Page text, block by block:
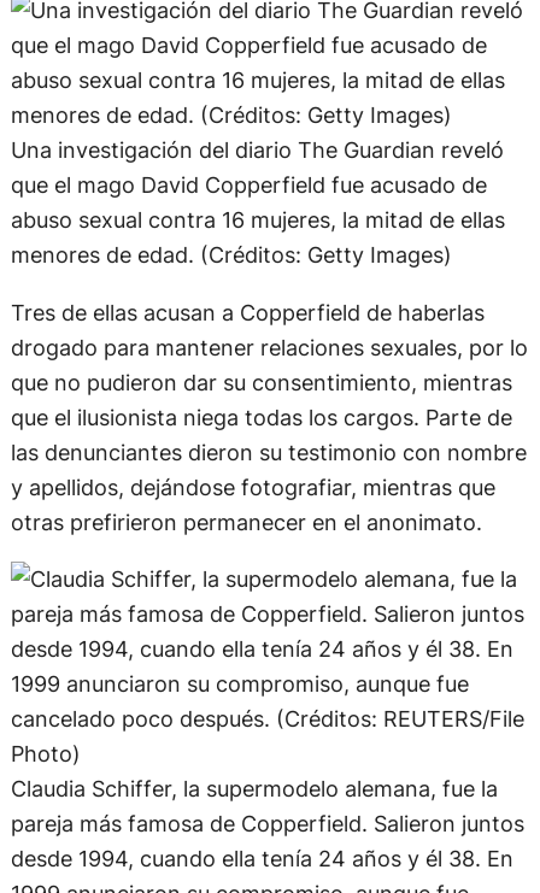
Una investigación del diario The Guardian reveló
que el mago David Copperfield fue acusado de
abuso sexual contra 16 mujeres, la mitad de ellas
menores de edad. (Créditos: Getty Images)
Tres de ellas acusan a Copperfield de haberlas
drogado para mantener relaciones sexuales, por lo
que no pudieron dar su consentimiento, mientras
que el ilusionista niega todas los cargos. Parte de
las denunciantes dieron su testimonio con nombre
y apellidos, dejándose fotografiar, mientras que
otras prefirieron permanecer en el anonimato.
Claudia Schiffer, la supermodelo alemana, fue la
pareja más famosa de Copperfield. Salieron juntos
desde 1994, cuando ella tenía 24 años y él 38. En